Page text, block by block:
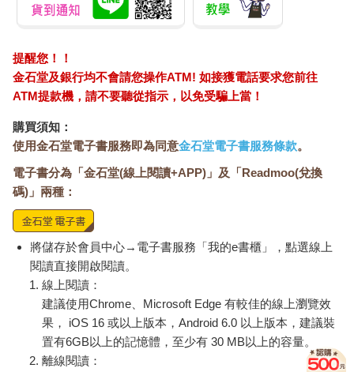
提醒您！！
金石堂及銀行均不會請您操作ATM! 如接獲電話要求您前往
ATM提款機，請不要聽從指示，以免受騙上當！
購買須知：
使用金石堂電子書服務即為同意金石堂電子書服務條款。
電子書分為「金石堂(線上閱讀+APP)」及「Readmoo(兌換
碼)」兩種：
將儲存於會員中心→電子書服務「我的e書櫃」，點選線上
閱讀直接開啟閱讀。
線上閱讀：
建議使用Chrome、Microsoft Edge 有較佳的線上瀏覽效
果， iOS 16 或以上版本，Android 6.0 以上版本，建議裝
置有6GB以上的記憶體，至少有 30 MB以上的容量。
離線閱讀：